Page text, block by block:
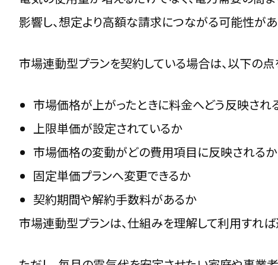
影響し、想定より高額な請求につながる可能性があ
市場連動型プランを契約している場合は、以下の点
市場価格が上がったときに料金へどう反映され
上限単価が設定されているか
市場価格の変動がどの費用項目に反映されるか
固定単価プランへ変更できるか
契約期間や解約手数料があるか
市場連動型プランは、仕組みを理解して利用すれば